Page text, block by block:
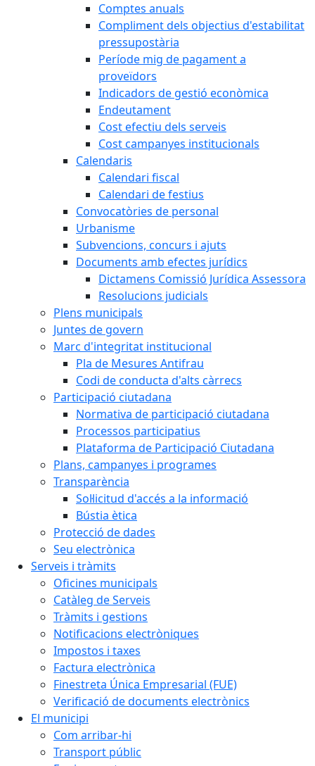
Comptes anuals
Compliment dels objectius d'estabilitat
pressupostària
Període mig de pagament a
proveïdors
Indicadors de gestió econòmica
Endeutament
Cost efectiu dels serveis
Cost campanyes institucionals
Calendaris
Calendari fiscal
Calendari de festius
Convocatòries de personal
Urbanisme
Subvencions, concurs i ajuts
Documents amb efectes jurídics
Dictamens Comissió Jurídica Assessora
Resolucions judicials
Plens municipals
Juntes de govern
Marc d'integritat institucional
Pla de Mesures Antifrau
Codi de conducta d'alts càrrecs
Participació ciutadana
Normativa de participació ciutadana
Processos participatius
Plataforma de Participació Ciutadana
Plans, campanyes i programes
Transparència
Sol·licitud d'accés a la informació
Bústia ètica
Protecció de dades
Seu electrònica
Serveis i tràmits
Oficines municipals
Catàleg de Serveis
Tràmits i gestions
Notificacions electròniques
Impostos i taxes
Factura electrònica
Finestreta Única Empresarial (FUE)
Verificació de documents electrònics
El municipi
Com arribar-hi
Transport públic